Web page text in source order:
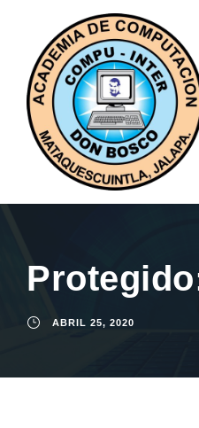
ABRIL 25, 2020